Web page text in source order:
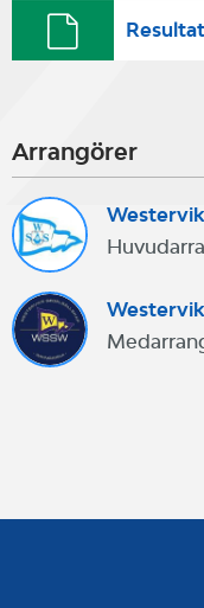
Arrangörer